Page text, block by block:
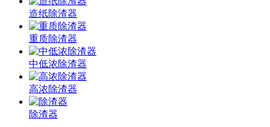
造纸除渣器
重质除渣器
中低浓除渣器
高浓除渣器
除渣器